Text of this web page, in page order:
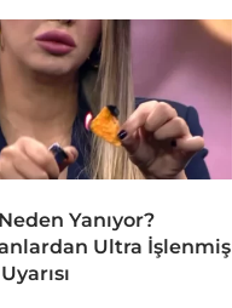
Yanıyor?
Ultra İşlenmiş